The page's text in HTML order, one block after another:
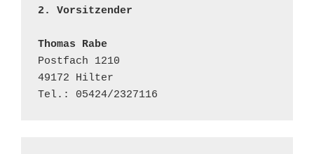
2. Vorsitzender
Thomas Rabe
Postfach 1210
49172 Hilter
Tel.: 05424/2327116